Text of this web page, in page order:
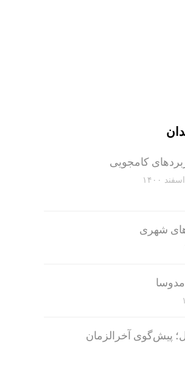
کامجویی
شهری
پیش‌گوی آخرالزمان